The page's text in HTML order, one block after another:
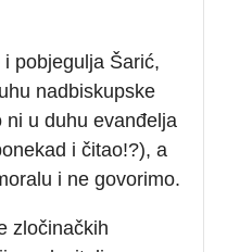
pobjegulja Šarić,
nadbiskupske
u duhu evanđelja
i čitao!?), a
i ne govorimo.
zločinačkih